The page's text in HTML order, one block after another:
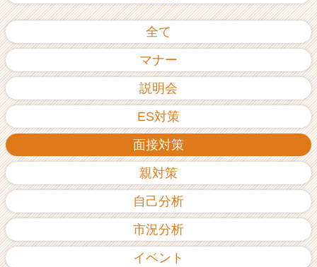
リ
（C
e
r
a
e
r）
全て
マナー
説明会
ES対策
面接対策
親対策
自己分析
市況分析
イベント